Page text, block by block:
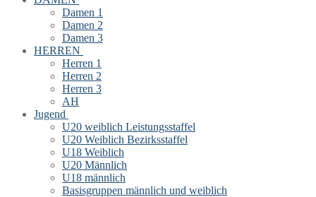
Damen 1
Damen 2
Damen 3
HERREN
Herren 1
Herren 2
Herren 3
AH
Jugend
U20 weiblich Leistungsstaffel
U20 Weiblich Bezirksstaffel
U18 Weiblich
U20 Männlich
U18 männlich
Basisgruppen männlich und weiblich